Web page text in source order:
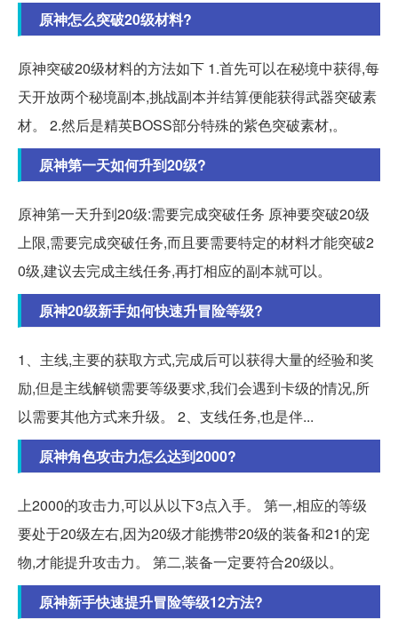
原神怎么突破20级材料?
原神突破20级材料的方法如下 1.首先可以在秘境中获得,每
天开放两个秘境副本,挑战副本并结算便能获得武器突破素
材。 2.然后是精英BOSS部分特殊的紫色突破素材,。
原神第一天如何升到20级?
原神第一天升到20级:需要完成突破任务 原神要突破20级
上限,需要完成突破任务,而且要需要特定的材料才能突破2
0级,建议去完成主线任务,再打相应的副本就可以。
原神20级新手如何快速升冒险等级?
1、主线,主要的获取方式,完成后可以获得大量的经验和奖
励,但是主线解锁需要等级要求,我们会遇到卡级的情况,所
以需要其他方式来升级。 2、支线任务,也是伴...
原神角色攻击力怎么达到2000?
上2000的攻击力,可以从以下3点入手。 第一,相应的等级
要处于20级左右,因为20级才能携带20级的装备和21的宠
物,才能提升攻击力。 第二,装备一定要符合20级以。
原神新手快速提升冒险等级12方法?